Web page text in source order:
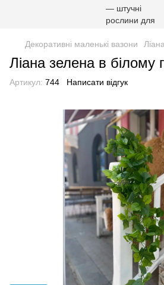
Декоративні маленькі вазони
Ліана зелена в білому
Артикул: 744 Написати відгук